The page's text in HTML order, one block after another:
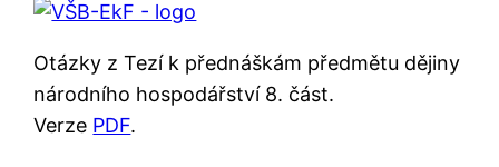
Otázky z Tezí k přednáškám předmětu dějiny
národního hospodářství 8. část.
Verze PDF.